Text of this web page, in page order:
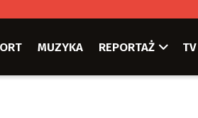
MUZYKA REPORTAŻ TV